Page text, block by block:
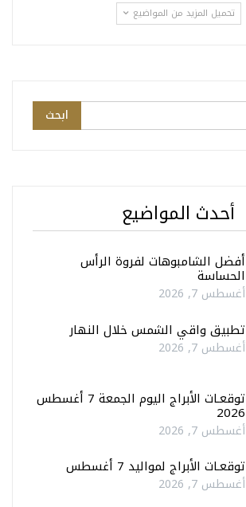
تحميل المزيد من المواضيع
أحدث المواضيع
أفضل الشامبوهات لفروة الرأس
الحساسة
أغسطس 7, 2026
تطبيق واقي الشمس خلال النهار
أغسطس 7, 2026
توقعـات الأبراج اليوم الجمعة 7 أغسطس
2026
أغسطس 7, 2026
توقعـات الأبراج لمواليد 7 أغسطس
أغسطس 7, 2026